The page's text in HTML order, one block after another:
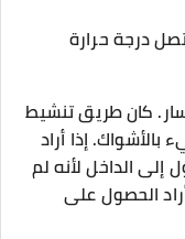
درجة حرارة
كان طريق تنشيط
إذا أراد
إلى الداخل لأنه لم
الحصول على